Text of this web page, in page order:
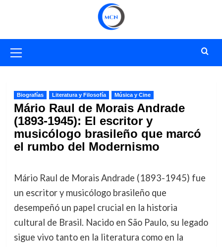
primario
Biografías Literatura y Filosofía Música y Cine
Mário Raul de Morais Andrade
(1893-1945): El escritor y
musicólogo brasileño que marcó
el rumbo del Modernismo
Mário Raul de Morais Andrade (1893-1945) fue
un escritor y musicólogo brasileño que
desempeñó un papel crucial en la historia
cultural de Brasil. Nacido en São Paulo, su legado
sigue vivo tanto en la literatura como en la